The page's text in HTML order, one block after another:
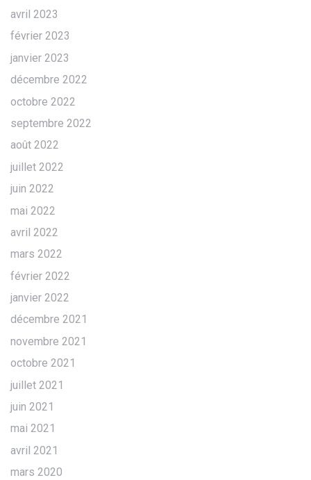
avril 2023
février 2023
janvier 2023
décembre 2022
octobre 2022
septembre 2022
août 2022
juillet 2022
juin 2022
mai 2022
avril 2022
mars 2022
février 2022
janvier 2022
décembre 2021
novembre 2021
octobre 2021
juillet 2021
juin 2021
mai 2021
avril 2021
mars 2020